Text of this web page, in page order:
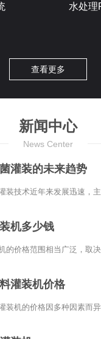
水处理
查看更多
新闻中心
News Center
灌装的未来趋势
机多少钱
灌装机价格